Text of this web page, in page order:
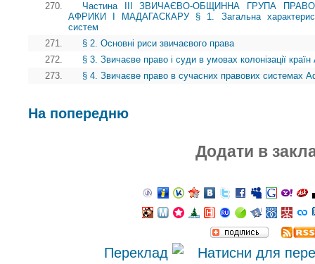
270.
Частина III ЗВИЧАЄВО-ОБЩИННА ГРУПА
АФРИКИ І МАДАГАСКАРУ § 1. Загальна
систем
271.
§ 2. Основні риси звичаєвого права
272.
§ 3. Звичаєве право і суди в умовах колонізації
273.
§ 4. Звичаєве право в сучасних правових системах
На попередню
Додати в
Переклад